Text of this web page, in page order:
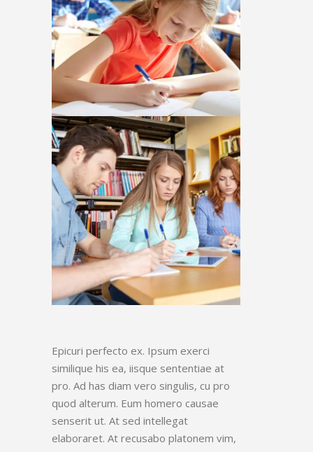
Epicuri perfecto ex. Ipsum exerci
similique his ea, iisque sententiae at
pro. Ad has diam vero singulis, cu pro
quod alterum. Eum homero causae
senserit ut. At sed intellegat
elaboraret. At recusabo platonem vim,